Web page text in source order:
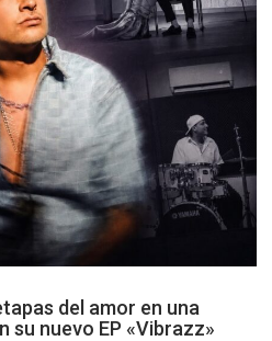
del amor en una
su nuevo EP «Vibrazz»